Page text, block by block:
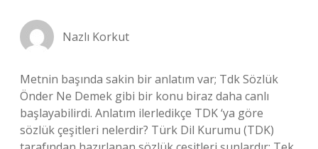
Nazlı Korkut
Metnin başında sakin bir anlatım var; Tdk Sözlük
Önder Ne Demek gibi bir konu biraz daha canlı
başlayabilirdi. Anlatım ilerledikçe TDK ‘ya göre
sözlük çeşitleri nelerdir? Türk Dil Kurumu (TDK)